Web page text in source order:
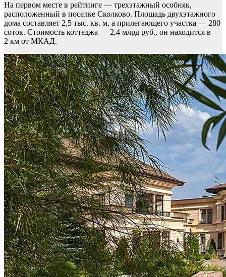
На первом месте в рейтинге — трехэтажный особняк,
расположенный в поселке Сколково. Площадь двухэтажного
дома составляет 2,5 тыс. кв. м, а прилегающего участка — 280
соток. Стоимость коттеджа — 2,4 млрд руб., он находится в
2 км от МКАД.